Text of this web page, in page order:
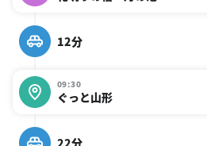
12分
09:30
ぐっと山形
22分